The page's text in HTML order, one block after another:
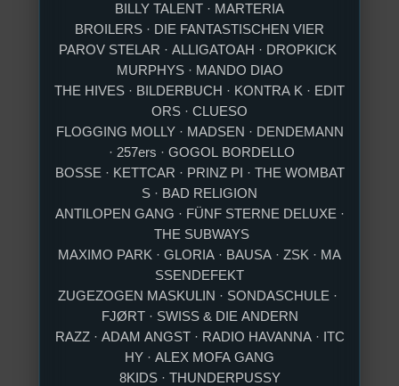
BILLY TALENT · MARTERIA
BROILERS · DIE FANTASTISCHEN VIER
PAROV STELAR · ALLIGATOAH · DROPKICK
MURPHYS · MANDO DIAO
THE HIVES · BILDERBUCH · KONTRA K · EDIT
ORS · CLUESO
FLOGGING MOLLY · MADSEN · DENDEMANN
· 257ers · GOGOL BORDELLO
BOSSE · KETTCAR · PRINZ PI · THE WOMBAT
S · BAD RELIGION
ANTILOPEN GANG · FÜNF STERNE DELUXE ·
THE SUBWAYS
MAXIMO PARK · GLORIA · BAUSA · ZSK · MA
SSENDEFEKT
ZUGEZOGEN MASKULIN · SONDASCHULE ·
FJØRT · SWISS & DIE ANDERN
RAZZ · ADAM ANGST · RADIO HAVANNA · ITC
HY · ALEX MOFA GANG
8KIDS · THUNDERPUSSY